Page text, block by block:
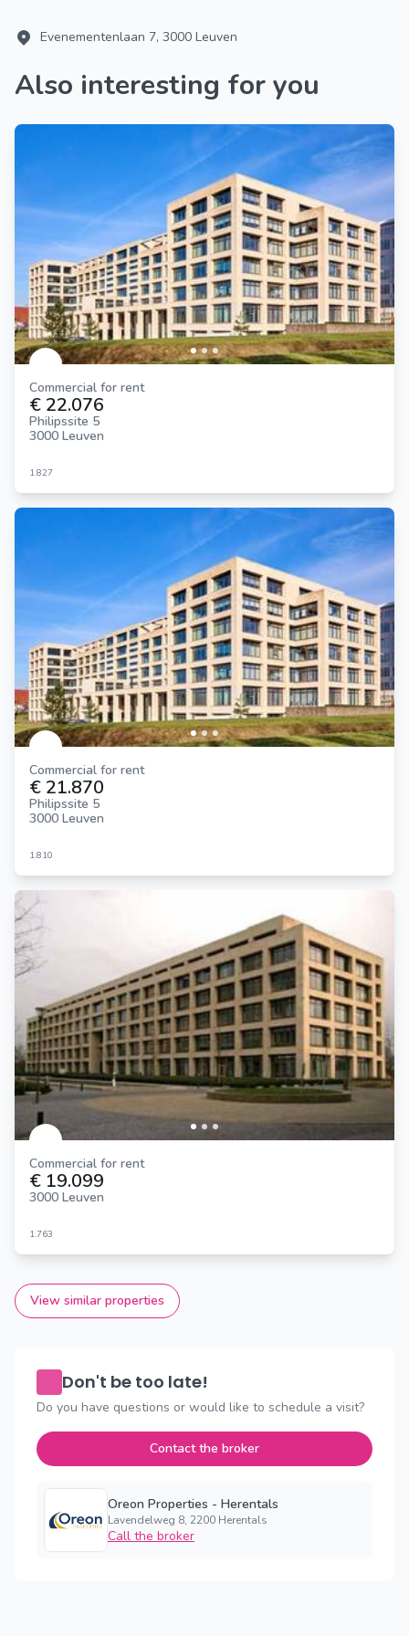
Evenementenlaan 7, 3000 Leuven
Also interesting for you
Commercial for rent
€ 22.076
Philipssite 5
3000 Leuven
1.827
Commercial for rent
€ 21.870
Philipssite 5
3000 Leuven
1.810
Commercial for rent
€ 19.099
3000 Leuven
1.763
View similar properties
Don't be too late!
Do you have questions or would like to schedule a visit?
Contact the broker
Oreon Properties - Herentals
Lavendelweg 8, 2200 Herentals
Call the broker